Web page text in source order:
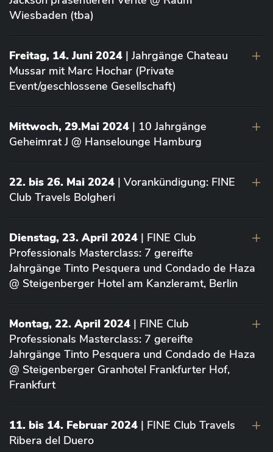
Wiesbaden (tba)
Freitag, 14. Juni 2024 | Jahrgänge Chateau
Mussar mit Marc Hochar (Private
Event/geschlossene Gesellschaft)
Mittwoch, 29.Mai 2024 | 10 Jahrgänge
Geheimrat J @ Hanselounge Hamburg
22. bis 26. Mai 2024 | Vorankündigung: FINE
Club Travels Bolgheri
Dienstag, 23. April 2024 | FINE Club
Professionals Masterclass: 7 gereifte
Jahrgänge Tinto Pesquera und Condado de Haza
@ Steigenberger Hotel am Kanzleramt, Berlin
Montag, 22. April 2024 | FINE Club
Professionals Masterclass: 7 gereifte
Jahrgänge Tinto Pesquera und Condado de Haza
@ Steigenberger Granhotel Frankfurter Hof,
Frankfurt
11. bis 14. Februar 2024 | FINE Club Travels
Ribera del Duero